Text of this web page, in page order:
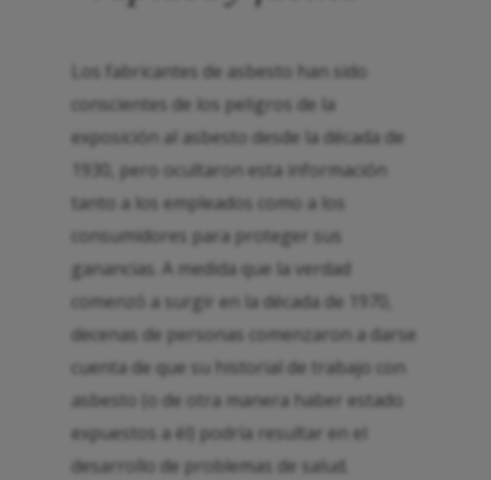
Los fabricantes de asbesto han sido
conscientes de los peligros de la
exposición al asbesto desde la década de
1930, pero ocultaron esta información
tanto a los empleados como a los
consumidores para proteger sus
ganancias. A medida que la verdad
comenzó a surgir en la década de 1970,
decenas de personas comenzaron a darse
cuenta de que su historial de trabajo con
asbesto (o de otra manera haber estado
expuestos a él) podría resultar en el
desarrollo de problemas de salud.